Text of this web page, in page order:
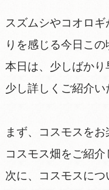
スズムシやコオロ
りを感じる今日この
本日は、少しばか
少し詳しくご紹介い
まず、コスモスを
コスモス畑をご紹介
次に、コスモスに